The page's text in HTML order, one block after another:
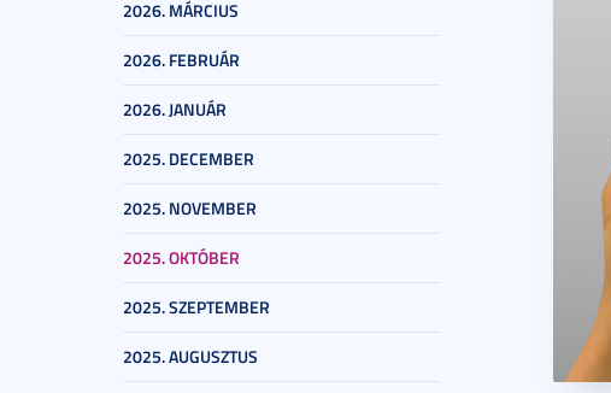
2026. MÁRCIUS
2026. FEBRUÁR
2026. JANUÁR
2025. DECEMBER
2025. NOVEMBER
2025. OKTÓBER
2025. SZEPTEMBER
2025. AUGUSZTUS